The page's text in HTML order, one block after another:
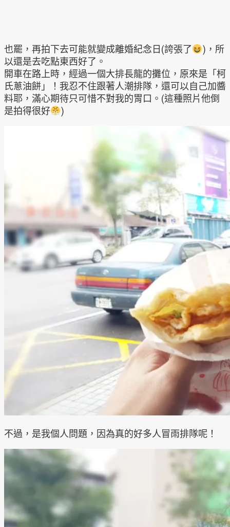
也罷，再拍下去可能就變成離婚紀念日(誇張了
)，所
以還是去吃點東西好了。
開車在路上時，經過一個大排長龍的攤位，原來是「柯
氏蔥油餅」！我忍不住跟著人潮排隊，還可以自己加醬
料耶，滿心期待只可惜不對我的胃口。(這種照片他倒
是拍得很好
)
不過，是我個人問題，因為真的好多人冒雨排隊呢！